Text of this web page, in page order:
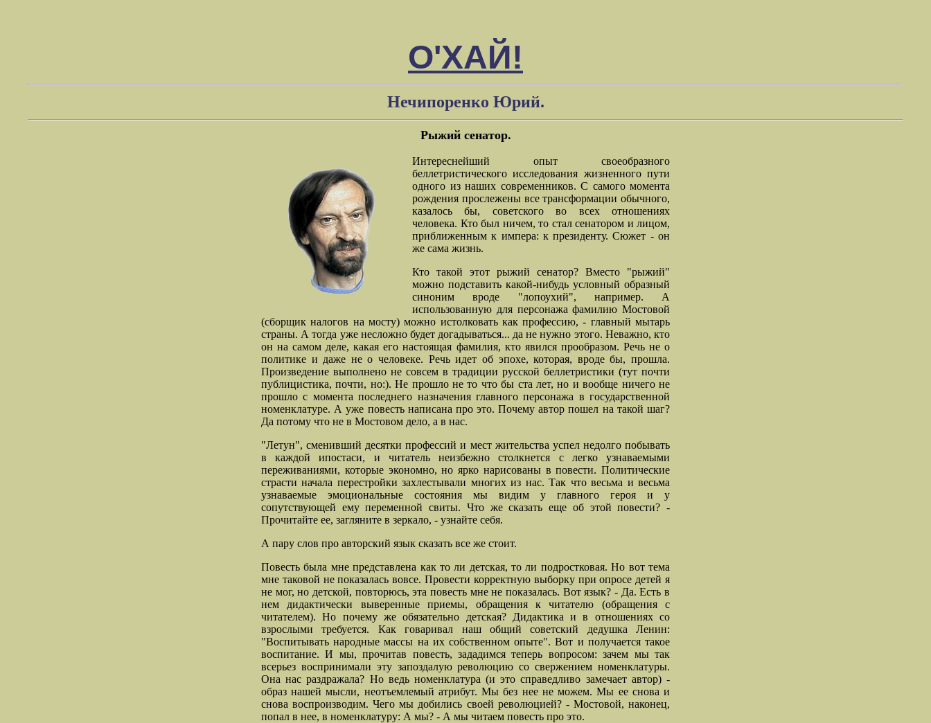
О'ХАЙ!
Нечипоренко Юрий.
Рыжий сенатор.
Интереснейший опыт своеобразного
беллетристического исследования жизненного пути
одного из наших современников. С самого момента
рождения прослежены все трансформации обычного,
казалось бы, советского во всех отношениях
человека. Кто был ничем, то стал сенатором и лицом,
приближенным к импера: к президенту. Сюжет - он
же сама жизнь.
Кто такой этот рыжий сенатор? Вместо "рыжий"
можно подставить какой-нибудь условный образный
синоним вроде "лопоухий", например. А
использованную для персонажа фамилию Мостовой
(сборщик налогов на мосту) можно истолковать как профессию, - главный мытарь
страны. А тогда уже несложно будет догадываться... да не нужно этого. Неважно, кто
он на самом деле, какая его настоящая фамилия, кто явился прообразом. Речь не о
политике и даже не о человеке. Речь идет об эпохе, которая, вроде бы, прошла.
Произведение выполнено не совсем в традиции русской беллетристики (тут почти
публицистика, почти, но:). Не прошло не то что бы ста лет, но и вообще ничего не
прошло с момента последнего назначения главного персонажа в государственной
номенклатуре. А уже повесть написана про это. Почему автор пошел на такой шаг?
Да потому что не в Мостовом дело, а в нас.
"Летун", сменивший десятки профессий и мест жительства успел недолго побывать
в каждой ипостаси, и читатель неизбежно столкнется с легко узнаваемыми
переживаниями, которые экономно, но ярко нарисованы в повести. Политические
страсти начала перестройки захлестывали многих из нас. Так что весьма и весьма
узнаваемые эмоциональные состояния мы видим у главного героя и у
сопутствующей ему переменной свиты. Что же сказать еще об этой повести? -
Прочитайте ее, загляните в зеркало, - узнайте себя.
А пару слов про авторский язык сказать все же стоит.
Повесть была мне представлена как то ли детская, то ли подростковая. Но вот тема
мне таковой не показалась вовсе. Провести корректную выборку при опросе детей я
не мог, но детской, повторюсь, эта повесть мне не показалась. Вот язык? - Да. Есть в
нем дидактически выверенные приемы, обращения к читателю (обращения с
читателем). Но почему же обязательно детская? Дидактика и в отношениях со
взрослыми требуется. Как говаривал наш общий советский дедушка Ленин:
"Воспитывать народные массы на их собственном опыте". Вот и получается такое
воспитание. И мы, прочитав повесть, зададимся теперь вопросом: зачем мы так
всерьез воспринимали эту запоздалую революцию со свержением номенклатуры.
Она нас раздражала? Но ведь номенклатура (и это справедливо замечает автор) -
образ нашей мысли, неотъемлемый атрибут. Мы без нее не можем. Мы ее снова и
снова воспроизводим. Чего мы добились своей революцией? - Мостовой, наконец,
попал в нее, в номенклатуру: А мы? - А мы читаем повесть про это.